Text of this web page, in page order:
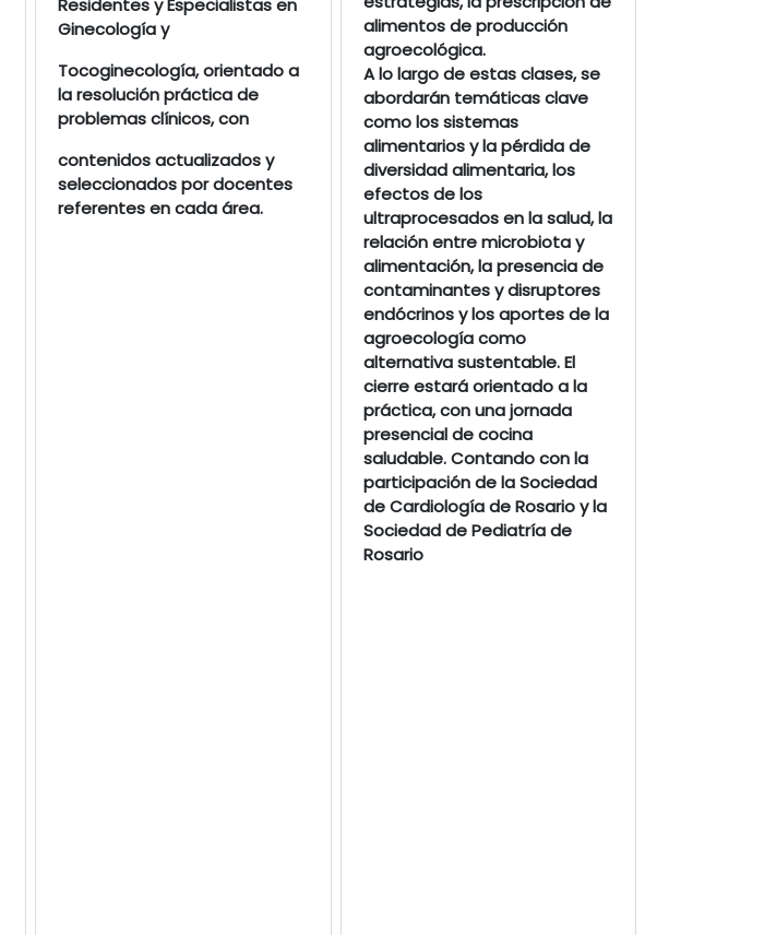
Residentes y Especialistas en
Ginecología y
Tocoginecología, orientado a
la resolución práctica de
problemas clínicos, con
contenidos actualizados y
seleccionados por docentes
referentes en cada área.
alimentos de producción
agroecológica.
A lo largo de estas clases, se
abordarán temáticas clave
como los sistemas
alimentarios y la pérdida de
diversidad alimentaria, los
efectos de los
ultraprocesados en la salud, la
relación entre microbiota y
alimentación, la presencia de
contaminantes y disruptores
endócrinos y los aportes de la
agroecología como
alternativa sustentable. El
cierre estará orientado a la
práctica, con una jornada
presencial de cocina
saludable. Contando con la
participación de la Sociedad
de Cardiología de Rosario y la
Sociedad de Pediatría de
Rosario